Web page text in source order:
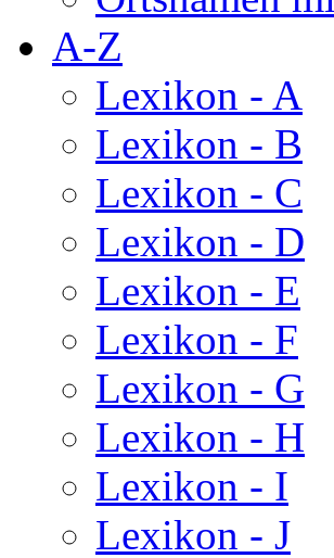
A-Z
Lexikon - A
Lexikon - B
Lexikon - C
Lexikon - D
Lexikon - E
Lexikon - F
Lexikon - G
Lexikon - H
Lexikon - I
Lexikon - J